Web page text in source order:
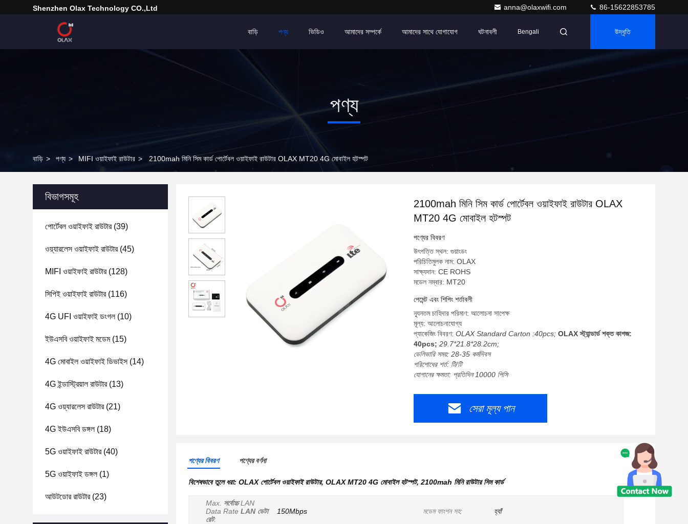
Shenzhen Olax Technology CO.,Ltd anna@olaxwifi.com 86-15622853785
বাড়ি পণ্য ভিডিও আমাদের সম্পর্কে আমাদের সাথে যোগাযোগ ঘটনাবলী Bengali উদ্ধৃতি
পণ্য
বাড়ি > পণ্য > MIFI ওয়াইফাই রাউটার > 2100mah মিনি সিম কার্ড পোর্টেবল ওয়াইফাই রাউটার OLAX MT20 4G মোবাইল হটস্পট
বিভাগসমূহ
পোর্টেবল ওয়াইফাই রাউটার(39)
ওয়্যারলেস ওয়াইফাই রাউটার(45)
MIFI ওয়াইফাই রাউটার(128)
সিপিই ওয়াইফাই রাউটার(116)
4G UFI ওয়াইফাই ডংগল(10)
ইউএসবি ওয়াইফাই মডেম(15)
4G মোবাইল ওয়াইফাই ডিভাইস(14)
4G ইন্ডাস্ট্রিয়াল রাউটার(13)
4G ওয়্যারলেস রাউটার(21)
4G ইউএসবি ডঙ্গল(18)
5G ওয়াইফাই রাউটার(40)
5G ওয়াইফাই ডঙ্গল(1)
আউটডোর রাউটার(23)
2100mah মিনি সিম কার্ড পোর্টেবল ওয়াইফাই রাউটার OLAX
MT20 4G মোবাইল হটস্পট
পণ্যের বিবরণ
উৎপত্তি স্থল: গুয়াংডং
পরিচিতিমুলক নাম: OLAX
সাক্ষ্যদান: CE ROHS
মডেল নম্বার: MT20
পেমেন্ট এবং শিপিং শর্তাবলী
ন্যূনতম চাহিদার পরিমাণ: আলোচনা সাপেক্ষ
মূল্য: আলোচনাযোগ্য
প্যাকেজিং বিবরণ: OLAX Standard Carton :40pcs; OLAX স্ট্যান্ডার্ড শক্ত কাগজ:
40pcs; 29.7*21.8*28.2cm;
ডেলিভারি সময়: 28-35 কর্মদিবস
পরিশোধের শর্ত: টি/টি
যোগানের ক্ষমতা: প্রতিদিন 10000 পিসি
সেরা মূল্য পান
পণ্যের বিবরণ পণ্যের বর্ণনা
বিশেষভাবে তুলে ধরা: OLAX পোর্টেবল ওয়াইফাই রাউটার, OLAX MT20 4G মোবাইল হটস্পট, 2100mah মিনি রাউটার সিম কার্ড
Max. সর্বোচ্চ LAN
Data Rate LAN ডেটা
রেট:
150Mbps মডেম ফাংশন সহ: হ্যাঁ